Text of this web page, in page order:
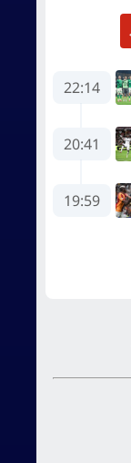
22:14
20:41
19:59